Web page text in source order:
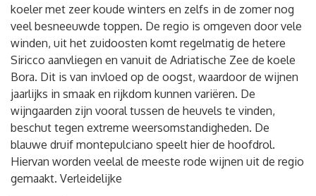
koeler met zeer koude winters en zelfs in de zomer nog
veel besneeuwde toppen. De regio is omgeven door vele
winden, uit het zuidoosten komt regelmatig de hetere
Siricco aanvliegen en vanuit de Adriatische Zee de koele
Bora. Dit is van invloed op de oogst, waardoor de wijnen
jaarlijks in smaak en rijkdom kunnen variëren. De
wijngaarden zijn vooral tussen de heuvels te vinden,
beschut tegen extreme weersomstandigheden. De
blauwe druif montepulciano speelt hier de hoofdrol.
Hiervan worden veelal de meeste rode wijnen uit de regio
gemaakt. Verleidelijke